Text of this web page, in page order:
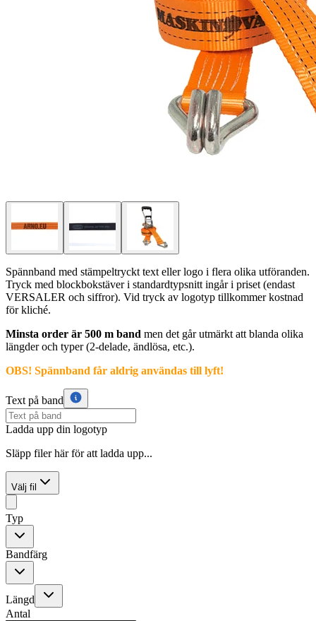
Spännband med stämpeltryckt text eller logo i flera olika utföranden.
Tryck med blockbokstäver i standardtypsnitt ingår i priset (endast
VERSALER och siffror). Vid tryck av logotyp tillkommer kostnad
för kliché.
Minsta order är 500 m band men det går utmärkt att blanda olika
längder och typer (2-delade, ändlösa, etc.).
OBS! Spännband får aldrig användas till lyft!
Text på band
Ladda upp din logotyp
Släpp filer här för att ladda upp...
Välj fil
Typ
Bandfärg
Längd
Antal